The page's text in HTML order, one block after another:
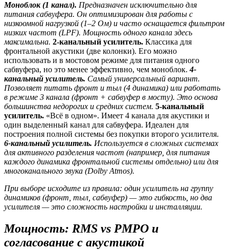
Моноблок (1 канал). Предназначен исключительно для
питания сабвуфера. Он оптимизирован для работы с
низкоомной нагрузкой (1–2 Ом) и часто оснащается фильтром
низких частот (LPF). Мощность одного канала здесь
максимальна. 2-канальный усилитель. Классика для
фронтальной акустики (две колонки). Его можно
использовать и в мостовом режиме для питания одного
сабвуфера, но это менее эффективно, чем моноблок.4-
канальный усилитель. Самый универсальный вариант.
Позволяет питать фронт и тыл (4 динамика) или работать
в режиме 3 канала (фронт + сабвуфер в мосту). Это основа
большинства недорогих и средних систем. 5-канальный
усилитель. «Всё в одном». Имеет 4 канала для акустики и
один выделенный канал для сабвуфера. Идеален для
построения полной системы без покупки второго усилителя.
6-канальный усилитель. Используется в сложных системах
для активного разделения частот (например, для питания
каждого динамика фронтальной системы отдельно) или для
многоканального звука (Dolby Atmos).
При выборе исходите из правила: один усилитель на группу
динамиков (фронт, тыл, сабвуфер) — это гибкость, но два
усилителя — это сложность настройки и инсталляции.
Мощность: RMS vs PMPO и
согласование с акустикой